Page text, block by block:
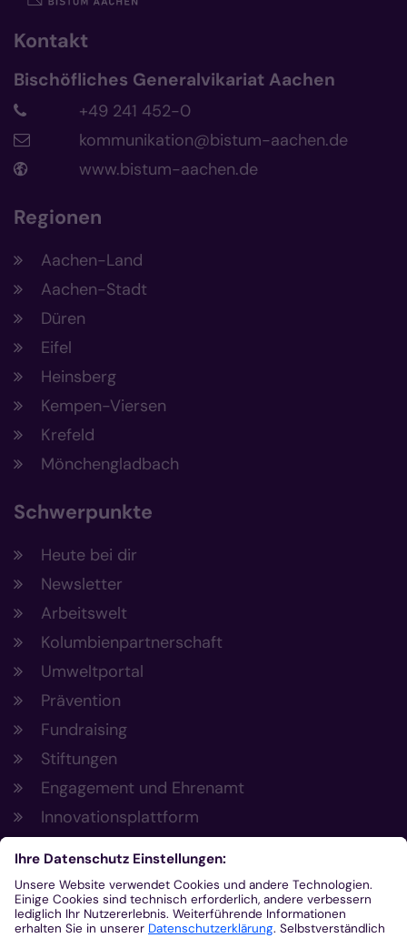
Kontakt
Bischöfliches Generalvikariat Aachen
+49 241 452-0
kommunikation@bistum-aachen.de
www.bistum-aachen.de
Regionen
Aachen-Land
Aachen-Stadt
Düren
Eifel
Heinsberg
Kempen-Viersen
Krefeld
Mönchengladbach
Schwerpunkte
Heute bei dir
Newsletter
Arbeitswelt
Kolumbienpartnerschaft
Umweltportal
Prävention
Fundraising
Stiftungen
Engagement und Ehrenamt
Innovationsplattform
Aus der Plattform
Nachrichten